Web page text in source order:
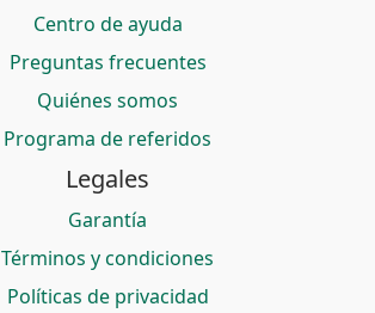
Centro de ayuda
Preguntas frecuentes
Quiénes somos
Programa de referidos
Legales
Garantía
Términos y condiciones
Políticas de privacidad